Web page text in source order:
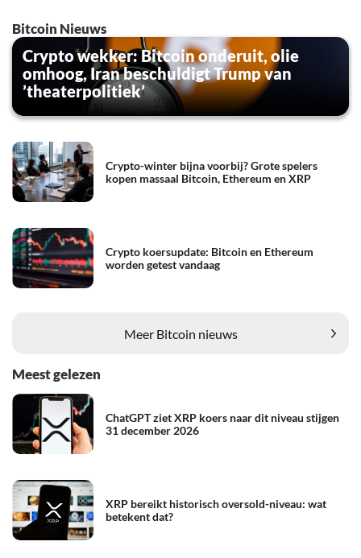
Bitcoin Nieuws
Crypto wekker: Bitcoin onderuit, olie
omhoog, Iran beschuldigt Trump van
’theaterpolitiek’
Crypto-winter bijna voorbij? Grote spelers
kopen massaal Bitcoin, Ethereum en XRP
Crypto koersupdate: Bitcoin en Ethereum
worden getest vandaag
Meer Bitcoin nieuws
Meest gelezen
ChatGPT ziet XRP koers naar dit niveau stijgen
31 december 2026
XRP bereikt historisch oversold-niveau: wat
betekent dat?